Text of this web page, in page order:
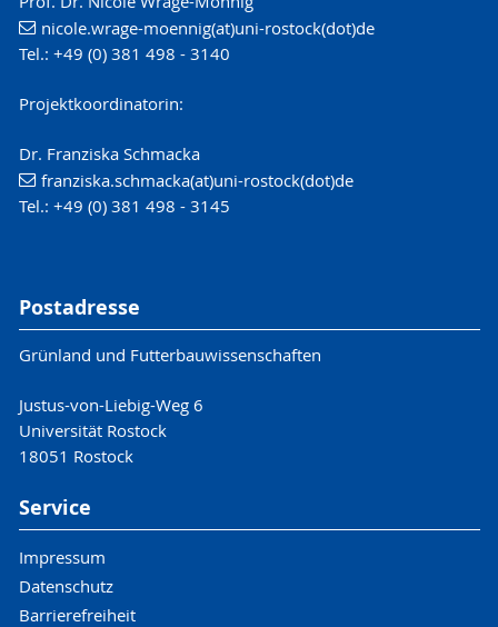
nicole.wrage-moennig(at)uni-rostock(dot)de
Tel.: +49 (0) 381 498 - 3140
Projektkoordinatorin:
Dr. Franziska Schmacka
franziska.schmacka(at)uni-rostock(dot)de
Tel.: +49 (0) 381 498 - 3145
Postadresse
Grünland und Futterbauwissenschaften
Justus-von-Liebig-Weg 6
Universität Rostock
18051 Rostock
Service
Impressum
Datenschutz
Barrierefreiheit